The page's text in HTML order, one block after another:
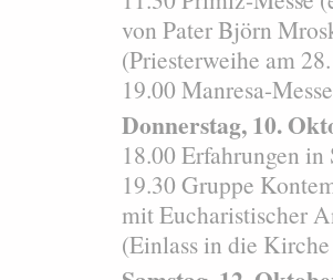
von Pater Björn
(Priesterweihe am
19.00 Manresa-
Donnerstag, 10.
18.00 Erfahrungen
19.30 Gruppe
mit Eucharistischer
(Einlass in die